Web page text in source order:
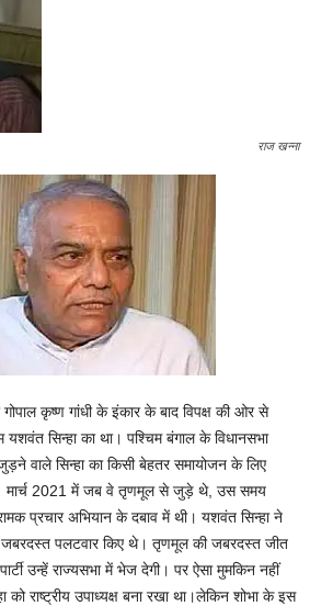
राज खन्ना
कृष्ण गांधी के इंकार के बाद विपक्ष की ओर से
यशवंत सिन्हा का था। पश्चिम बंगाल के विधानसभा
वाले सिन्हा का किसी बेहतर समायोजन के लिए
मार्च 2021 में जब वे तृणमूल से जुड़े थे, उस समय
प्रचार अभियान के दबाव में थी। यशवंत सिन्हा ने
पलटवार किए थे। तृणमूल की जबरदस्त जीत
उन्हें राज्यसभा में भेज देगी। पर ऐसा मुमकिन नहीं
राष्ट्रीय उपाध्यक्ष बना रखा था।लेकिन शोभा के इस